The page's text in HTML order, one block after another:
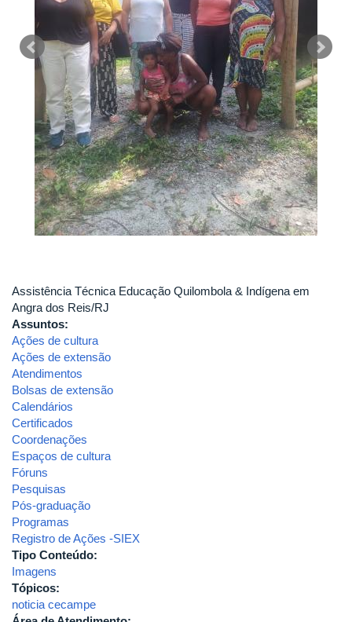
Assistência Técnica Educação Quilombola & Indígena em
Angra dos Reis/RJ
Assuntos:
Ações de cultura
Ações de extensão
Atendimentos
Bolsas de extensão
Calendários
Certificados
Coordenações
Espaços de cultura
Fóruns
Pesquisas
Pós-graduação
Programas
Registro de Ações -SIEX
Tipo Conteúdo:
Imagens
Tópicos:
noticia cecampe